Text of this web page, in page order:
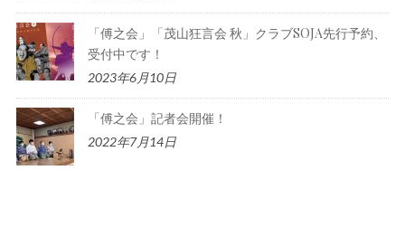
「傅之会」「茂山狂言会 秋」クラブSOJA先行予約、
受付中です！
2023年6月10日
「傅之会」記者会開催！
2022年7月14日